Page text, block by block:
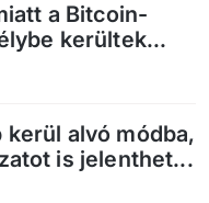
a Bitcoin-
kerültek...
alvó módba,
is jelenthet...